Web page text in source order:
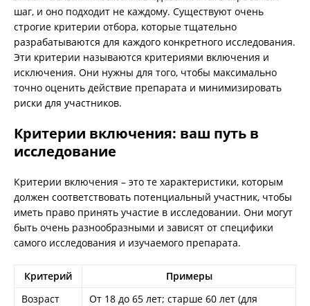
шаг, и оно подходит не каждому. Существуют очень
строгие критерии отбора, которые тщательно
разрабатываются для каждого конкретного исследования.
Эти критерии называются критериями включения и
исключения. Они нужны для того, чтобы максимально
точно оценить действие препарата и минимизировать
риски для участников.
Критерии включения: ваш путь в
исследование
Критерии включения – это те характеристики, которым
должен соответствовать потенциальный участник, чтобы
иметь право принять участие в исследовании. Они могут
быть очень разнообразными и зависят от специфики
самого исследования и изучаемого препарата.
Критерий
Примеры
Возраст
От 18 до 65 лет; старше 60 лет (для